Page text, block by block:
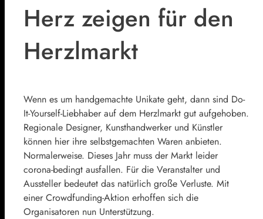
Herz zeigen für den
Herzlmarkt
Wenn es um handgemachte Unikate geht, dann sind Do-
It-Yourself-Liebhaber auf dem Herzlmarkt gut aufgehoben.
Regionale Designer, Kunsthandwerker und Künstler
können hier ihre selbstgemachten Waren anbieten.
Normalerweise. Dieses Jahr muss der Markt leider
corona-bedingt ausfallen. Für die Veranstalter und
Aussteller bedeutet das natürlich große Verluste. Mit
einer Crowdfunding-Aktion erhoffen sich die
Organisatoren nun Unterstützung.